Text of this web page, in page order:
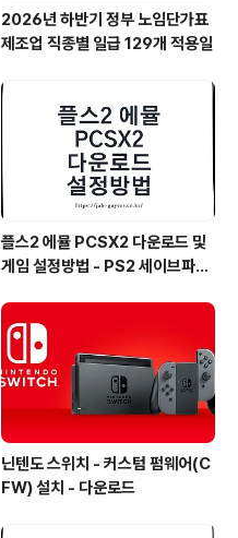
2026년 하반기 정부 노임단가표
제조업 직종별 일급 129개 적용일
플스2 에뮬 PCSX2 다운로드 및
게임 설정방법 - PS2 세이브파일
닌텐도 스위치 - 커스텀 펌웨어(C
FW) 설치 - 다운로드